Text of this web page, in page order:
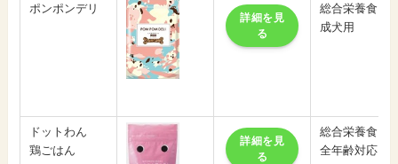
ポンポンデリ
詳細を見
る
総合栄養食
成犬用
ドットわん
鶏ごはん
詳細を見
る
総合栄養食
全年齢対応